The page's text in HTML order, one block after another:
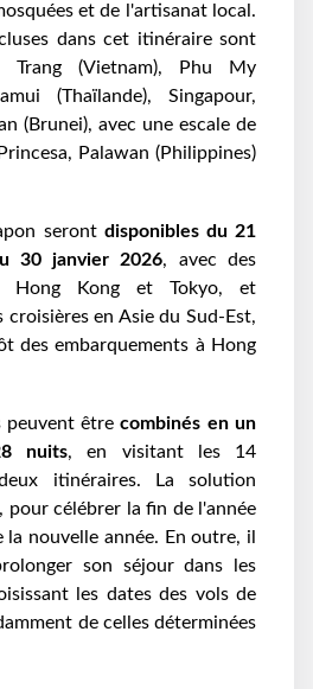
et de l'artisanat local.
dans cet itinéraire sont
Trang (Vietnam), Phu My
(Thaïlande), Singapour,
(Brunei), avec une escale de
Palawan (Philippines)
seront disponibles du 21
30 janvier 2026, avec des
Hong Kong et Tokyo, et
en Asie du Sud-Est,
des embarquements à Hong
peuvent êtrecombinés en un
nuits, en visitant les 14
itinéraires. La solution
pour célébrer la fin de l'année
nouvelle année. En outre, il
son séjour dans les
les dates des vols de
de celles déterminées